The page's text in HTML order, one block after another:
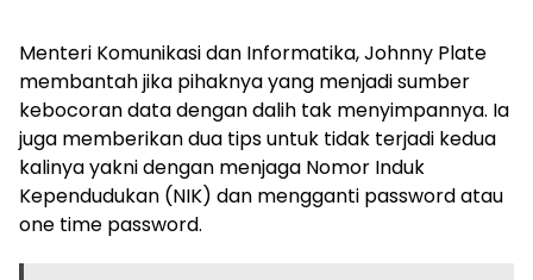
Menteri Komunikasi dan Informatika, Johnny Plate
membantah jika pihaknya yang menjadi sumber
kebocoran data dengan dalih tak menyimpannya. Ia
juga memberikan dua tips untuk tidak terjadi kedua
kalinya yakni dengan menjaga Nomor Induk
Kependudukan (NIK) dan mengganti password atau
one time password.